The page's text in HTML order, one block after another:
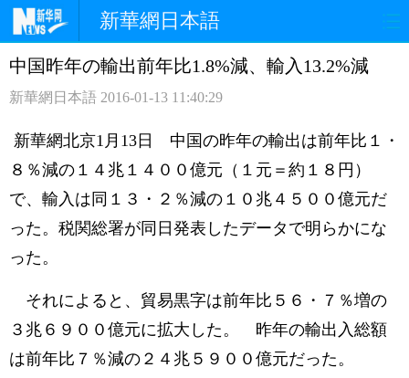
新華網日本語
ホームページ 政治 経済
観光 評論 写真
中日対訳
中国昨年の輸出前年比1.8%減、輸入13.2%減
新華網日本語 2016-01-13 11:40:29
新華網北京1月13日 中国の昨年の輸出は前年比１・
８％減の１４兆１４００億元（１元＝約１８円）
で、輸入は同１３・２％減の１０兆４５００億元だ
った。税関総署が同日発表したデータで明らかにな
った。
それによると、貿易黒字は前年比５６・７％増の
３兆６９００億元に拡大した。 昨年の輸出入総額
は前年比７％減の２４兆５９００億元だった。